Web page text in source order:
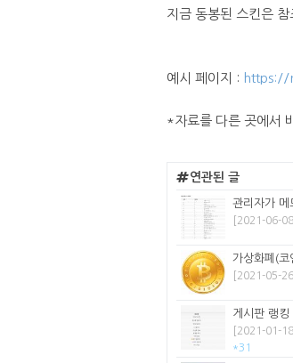
지금 동봉된 스킨은
예시 페이지 : https://
*자료를 다른 곳에서
연관된 글
관리자가 메
[2021-06-08]
가상화폐(
[2021-05-26]
게시판 랭킹
[2021-01-18]
*31